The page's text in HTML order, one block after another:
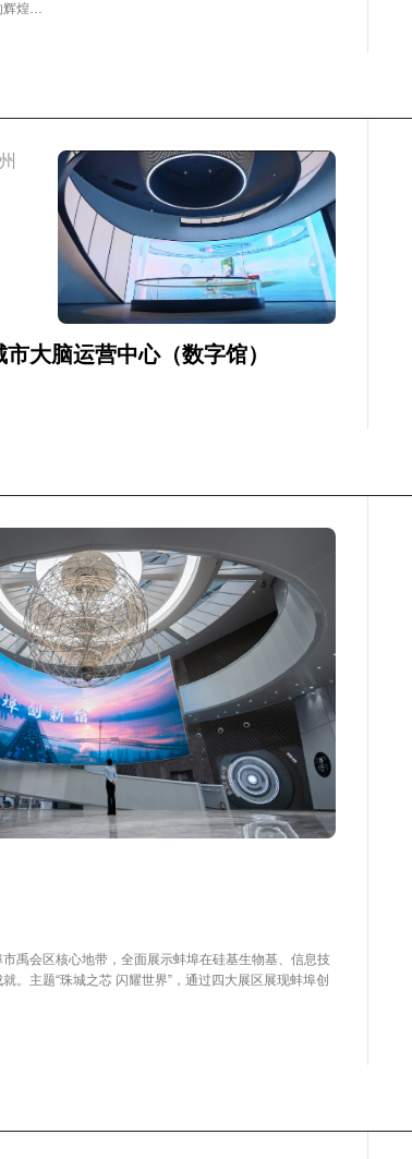
辉煌…
市大脑运营中心（数字馆）
禹会区核心地带，全面展示蚌埠在硅基生物基、信息技
。主题“珠城之芯 闪耀世界”，通过四大展区展现蚌埠创